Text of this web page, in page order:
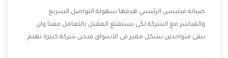
صيانة فيليبس الرئيسي هدفها سهولة التواصل السريع
والمباشر مع الشركة لكى يستمتع العميل بالتعامل معنا وان
نبقى متواجدين بشكل مميز فى الاسواق فنحن شركة كبيرة نهتم